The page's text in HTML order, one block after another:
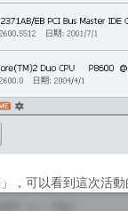
，可以看到這次活動